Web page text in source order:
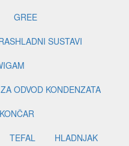
GREE
SUSTAVI
ODVOD KONDENZATA
KONČAR
TEFAL
HLADNJAK